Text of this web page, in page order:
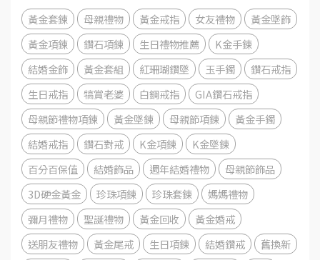
黃金套鍊 母親禮物 黃金戒指 女友禮物
黃金墜飾
黃金項鍊
鑽石項鍊 生日禮物推薦
K金手鍊
結婚金飾
黃金套組 紅珊瑚鑽墜 玉手鐲
鑽石戒指
生日戒指
犒賞老婆 白鋼戒指
GIA鑽石戒指
母親節禮物項鍊
黃金墜鍊 母親節項鍊
黃金手鐲
結婚戒指
鑽石對戒 K金項鍊
K金墜鍊
百分百保值
結婚飾品 週年結婚禮物
母親節飾品
3D硬金黃金
珍珠項鍊 珍珠套鍊
媽媽禮物
彌月禮物
聖誕禮物 黃金回收
黃金婚戒
送朋友禮物
黃金尾戒 生日項鍊 結婚鑽戒
舊換新